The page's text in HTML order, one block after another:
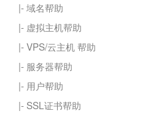
|- 域名帮助
|- 虚拟主机帮助
|- VPS/云主机 帮助
|- 服务器帮助
|- 用户帮助
|- SSL证书帮助